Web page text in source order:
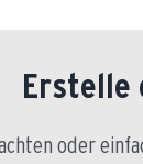
Erstelle
oder